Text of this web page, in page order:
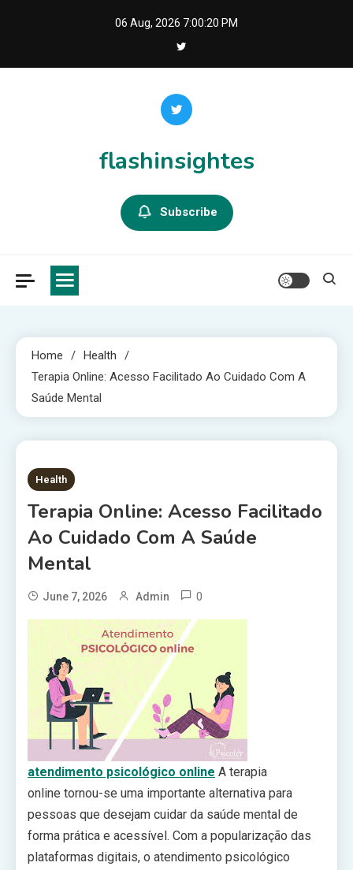
06 Aug, 2026 7:00:21 PM
flashinsightes
Subscribe
Home
Health
Terapia Online: Acesso Facilitado Ao Cuidado Com A
Saúde Mental
2 MINS READ
Health
Terapia Online: Acesso Facilitado
Ao Cuidado Com A Saúde
Mental
June 7, 2026 Admin 0
atendimento psicológico online A terapia
online tornou-se uma importante alternativa para
pessoas que desejam cuidar da saúde mental de
forma prática e acessível. Com a popularização das
plataformas digitais, o atendimento psicológico